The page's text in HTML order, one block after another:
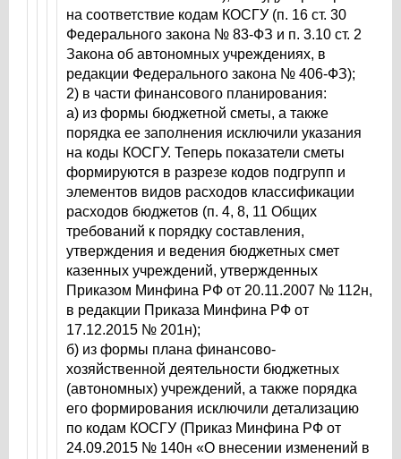
на соответствие кодам КОСГУ (п. 16 ст. 30
Федерального закона № 83-ФЗ и п. 3.10 ст. 2
Закона об автономных учреждениях, в
редакции Федерального закона № 406-ФЗ);
2) в части финансового планирования:
а) из формы бюджетной сметы, а также
порядка ее заполнения исключили указания
на коды КОСГУ. Теперь показатели сметы
формируются в разрезе кодов подгрупп и
элементов видов расходов классификации
расходов бюджетов (п. 4, 8, 11 Общих
требований к порядку составления,
утверждения и ведения бюджетных смет
казенных учреждений, утвержденных
Приказом Минфина РФ от 20.11.2007 № 112н,
в редакции Приказа Минфина РФ от
17.12.2015 № 201н);
б) из формы плана финансово-
хозяйственной деятельности бюджетных
(автономных) учреждений, а также порядка
его формирования исключили детализацию
по кодам КОСГУ (Приказ Минфина РФ от
24.09.2015 № 140н «О внесении изменений в